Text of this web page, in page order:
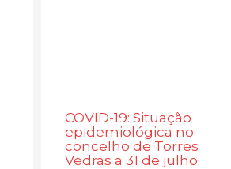
COVID-19: Situação
epidemiológica no
concelho de Torres
Vedras a 31 de julho